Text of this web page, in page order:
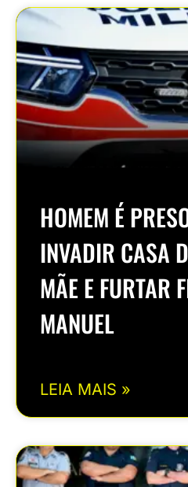
HOMEM É
INVADIR CASA
MÃE E FURTAR
MANUEL
LEIA MAIS »